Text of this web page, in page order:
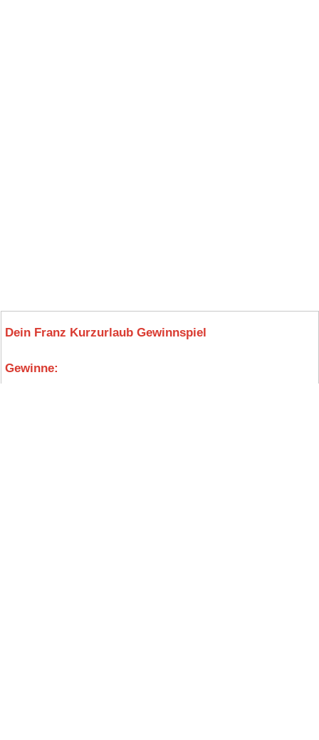
Dein Franz Kurzurlaub Gewinnspiel
Gewinne: